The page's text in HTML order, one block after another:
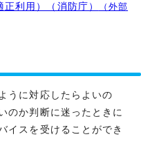
利用）（消防庁）
（外部
うに対応したらよいの
のか判断に迷ったときに
イスを受けることができ